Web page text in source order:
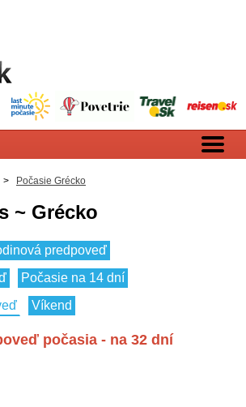
> Počasie Grécko
~ Grécko
predpoveď
Počasie na 14 dní
Víkend
počasia - na 32 dní